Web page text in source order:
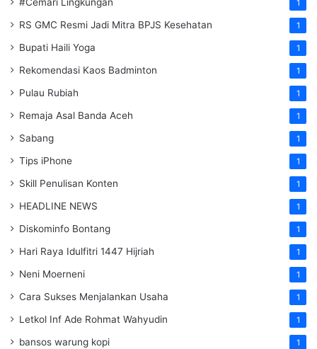
#Cemari Lingkungan 1
RS GMC Resmi Jadi Mitra BPJS Kesehatan 1
Bupati Haili Yoga 1
Rekomendasi Kaos Badminton 1
Pulau Rubiah 1
Remaja Asal Banda Aceh 1
Sabang 1
Tips iPhone 1
Skill Penulisan Konten 1
HEADLINE NEWS 1
Diskominfo Bontang 1
Hari Raya Idulfitri 1447 Hijriah 1
Neni Moerneni 1
Cara Sukses Menjalankan Usaha 1
Letkol Inf Ade Rohmat Wahyudin 1
bansos warung kopi 1